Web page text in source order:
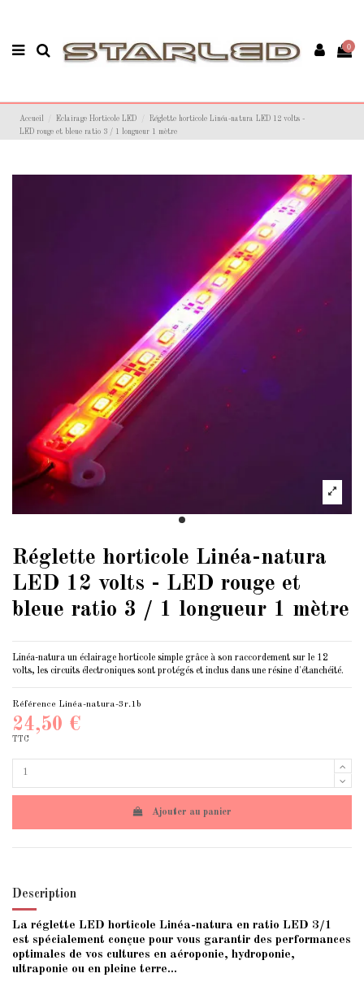
0
Accueil Eclairage Horticole LED
Réglette horticole Linéa-natura LED 12 volts -
LED rouge et bleue ratio 3 / 1 longueur 1 mètre
Réglette horticole Linéa-natura
LED 12 volts - LED rouge et
bleue ratio 3 / 1 longueur 1 mètre
Linéa-natura un éclairage horticole simple grâce à son raccordement sur le 12
volts, les circuits électroniques sont protégés et inclus dans une résine d'étanchéité.
Référence Linéa-natura-3r.1b
24,50 €
TTC
Ajouter au panier
Description
La réglette LED horticole Linéa-natura en ratio LED 3/1
est spécialement conçue pour vous garantir des performances
optimales de vos cultures en aéroponie, hydroponie,
ultraponie ou en pleine terre…